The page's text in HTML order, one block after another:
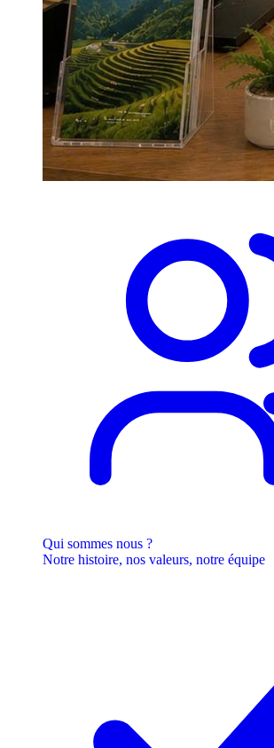
Qui sommes nous ?
Notre histoire, nos valeurs, notre équipe